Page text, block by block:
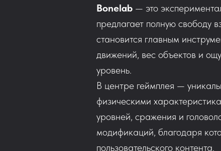
Bonelab — это
предлагает полную свободу
становится главным
движений, вес объектов и
уровень.
В центре геймплея —
физическими
уровней, сражения и
модификаций, благодаря
пользовательского контента.